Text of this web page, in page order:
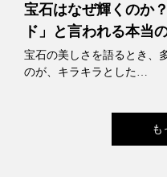
宝石はなぜ輝くのか
ド」と言われる本当
宝石の美しさを語るとき、
のが、キラキラとした…
も